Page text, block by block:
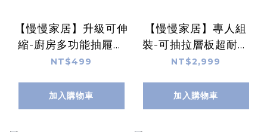
【慢慢家居】升級可伸
縮-廚房多功能抽屜式
收納置物架
NT$499
加入購物車
【慢慢家居】專人組
裝-可抽拉層板超耐重
三層洗衣機架 (置物架
NT$2,999
加入購物車